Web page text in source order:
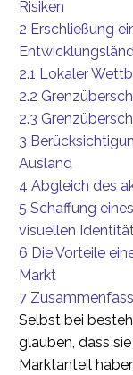
Risiken
2 Erschließung
2.1 Lokaler
2.2
2.3
3
Ausland
4 Abgleich des
5 Schaffung
visuellen
6 Die Vorteile
Markt
7
Selbst bei
glauben, dass
Marktanteil